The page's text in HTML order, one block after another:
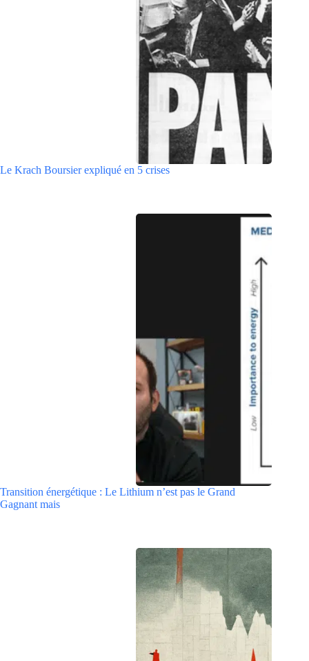
Le Krach Boursier expliqué en 5 crises
Transition énergétique : Le Lithium n’est pas le Grand
Gagnant mais